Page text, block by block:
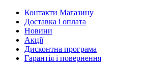
Контакти Магазину
Доставка і оплата
Новини
Акції
Дисконтна програма
Гарантія і повернення